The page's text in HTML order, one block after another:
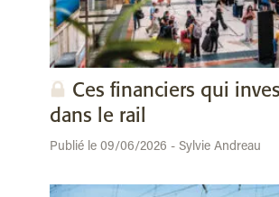
Ces financiers qui
dans le rail
Publié le 09/06/2026 - Sylvie Andreau